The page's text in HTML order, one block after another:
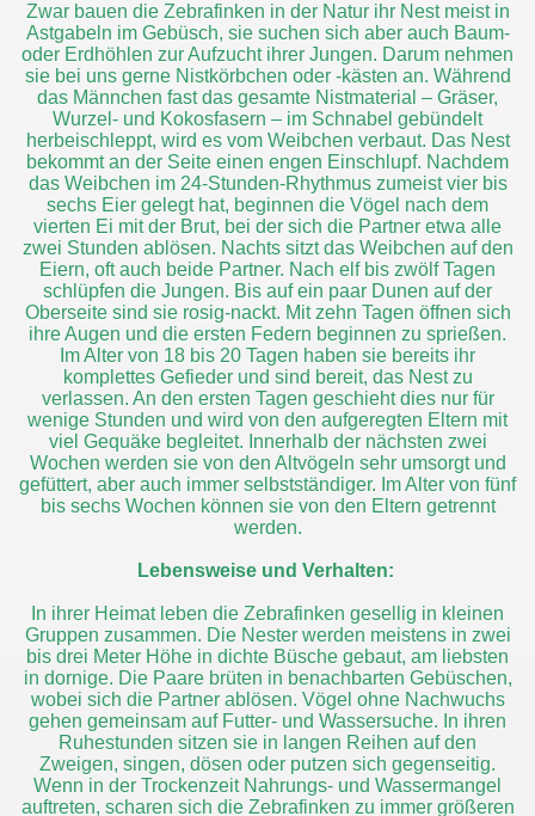
Zwar bauen die Zebrafinken in der Natur ihr Nest meist in
Astgabeln im Gebüsch, sie suchen sich aber auch Baum-
oder Erdhöhlen zur Aufzucht ihrer Jungen. Darum nehmen
sie bei uns gerne Nistkörbchen oder -kästen an. Während
das Männchen fast das gesamte Nistmaterial – Gräser,
Wurzel- und Kokosfasern – im Schnabel gebündelt
herbeischleppt, wird es vom Weibchen verbaut. Das Nest
bekommt an der Seite einen engen Einschlupf. Nachdem
das Weibchen im 24-Stunden-Rhythmus zumeist vier bis
sechs Eier gelegt hat, beginnen die Vögel nach dem
vierten Ei mit der Brut, bei der sich die Partner etwa alle
zwei Stunden ablösen. Nachts sitzt das Weibchen auf den
Eiern, oft auch beide Partner. Nach elf bis zwölf Tagen
schlüpfen die Jungen. Bis auf ein paar Dunen auf der
Oberseite sind sie rosig-nackt. Mit zehn Tagen öffnen sich
ihre Augen und die ersten Federn beginnen zu sprießen.
Im Alter von 18 bis 20 Tagen haben sie bereits ihr
komplettes Gefieder und sind bereit, das Nest zu
verlassen. An den ersten Tagen geschieht dies nur für
wenige Stunden und wird von den aufgeregten Eltern mit
viel Gequäke begleitet. Innerhalb der nächsten zwei
Wochen werden sie von den Altvögeln sehr umsorgt und
gefüttert, aber auch immer selbstständiger. Im Alter von fünf
bis sechs Wochen können sie von den Eltern getrennt
werden.
Lebensweise und Verhalten:
In ihrer Heimat leben die Zebrafinken gesellig in kleinen
Gruppen zusammen. Die Nester werden meistens in zwei
bis drei Meter Höhe in dichte Büsche gebaut, am liebsten
in dornige. Die Paare brüten in benachbarten Gebüschen,
wobei sich die Partner ablösen. Vögel ohne Nachwuchs
gehen gemeinsam auf Futter- und Wassersuche. In ihren
Ruhestunden sitzen sie in langen Reihen auf den
Zweigen, singen, dösen oder putzen sich gegenseitig.
Wenn in der Trockenzeit Nahrungs- und Wassermangel
auftreten, scharen sich die Zebrafinken zu immer größeren